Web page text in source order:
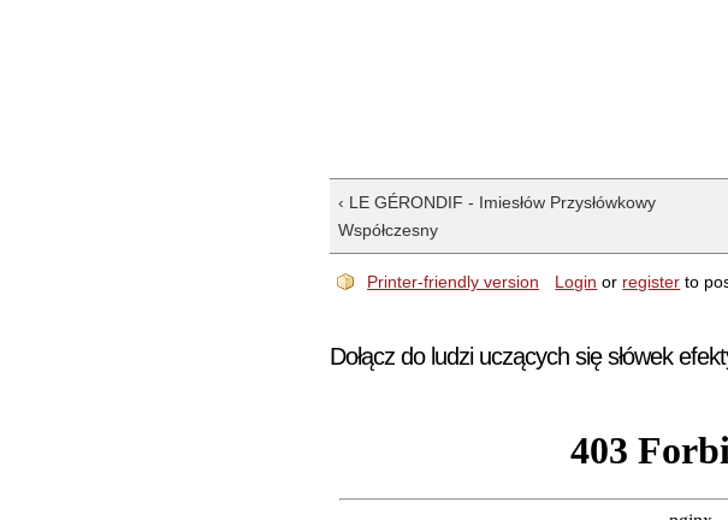
‹ LE GÉRONDIF - Imiesłów Przysłówkowy
Współczesny
Printer-friendly version Login or register to
Dołącz do ludzi uczących się słówek